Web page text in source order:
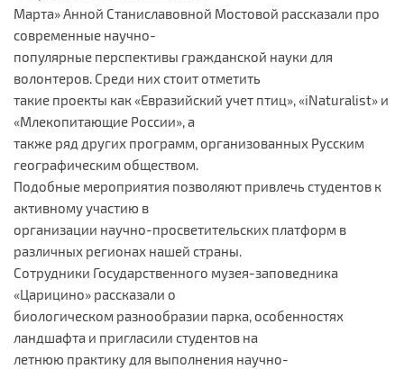
Марта» Анной Станиславовной Мостовой рассказали про
современные научно-
популярные перспективы гражданской науки для
волонтеров. Среди них стоит отметить
такие проекты как «Евразийский учет птиц», «iNaturalist» и
«Млекопитающие России», а
также ряд других программ, организованных Русским
географическим обществом.
Подобные мероприятия позволяют привлечь студентов к
активному участию в
организации научно-просветительских платформ в
различных регионах нашей страны.
Сотрудники Государственного музея-заповедника
«Царицино» рассказали о
биологическом разнообразии парка, особенностях
ландшафта и пригласили студентов на
летнюю практику для выполнения научно-